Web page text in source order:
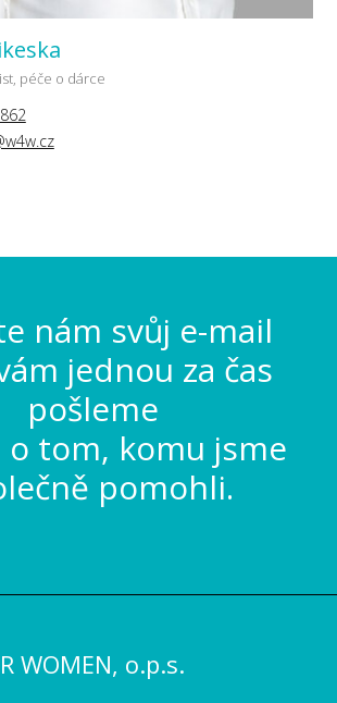
péče o dárce
nám svůj e-mail
jednou za čas
pošleme
o tom, komu jsme
pomohli.
WOMEN, o.p.s.